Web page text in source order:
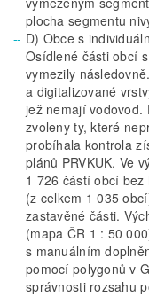
plocha segmentu
D) Obce s
Osídlené části obcí
vymezily
a digitalizované
jež nemají vodovod.
zvoleny ty, které
probíhala kontrola
plánů PRVKUK. Ve
1 726 částí obcí
(z celkem 1 035
zastavěné části.
(mapa ČR 1 : 50
s manuálním
pomocí polygonů v
správnosti rozsahu